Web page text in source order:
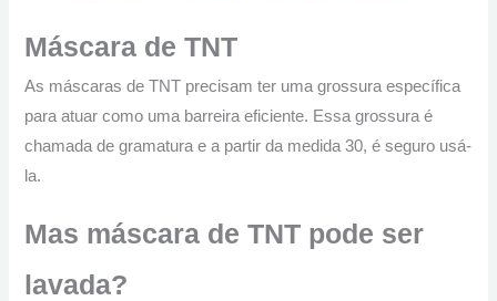
Máscara de TNT
As máscaras de TNT precisam ter uma grossura específica
para atuar como uma barreira eficiente. Essa grossura é
chamada de gramatura e a partir da medida 30, é seguro usá-
la.
Mas máscara de TNT pode ser
lavada?